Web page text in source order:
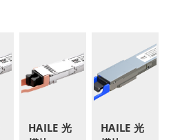
HAILE 光
HAILE 光